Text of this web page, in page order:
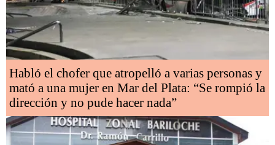
Habló el chofer que atropelló a varias personas y
mató a una mujer en Mar del Plata: “Se rompió la
dirección y no pude hacer nada”